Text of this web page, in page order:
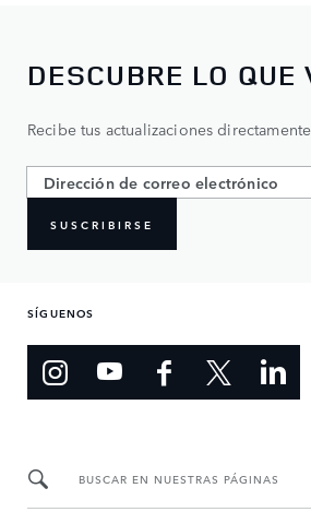
DESCUBRE LO QUE
Recibe tus actualizaciones
SUSCRIBIRSE
SÍGUENOS
BUSCAR EN NUESTRAS PÁGINAS